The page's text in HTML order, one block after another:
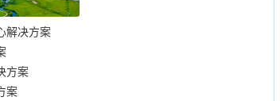
解决方案
方案
案